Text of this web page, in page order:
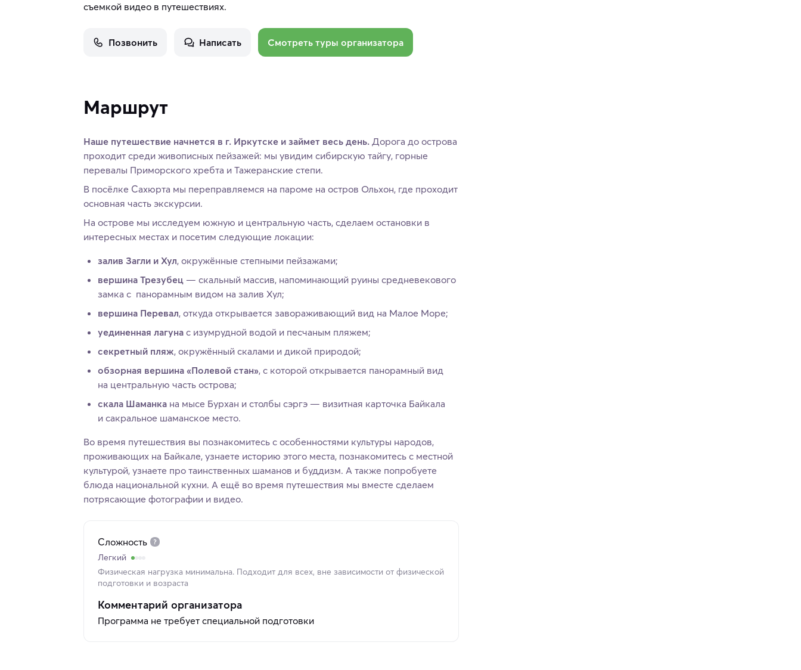
съемкой видео в путешествиях.
Позвонить Написать Смотреть туры организатора
Маршрут
Наше путешествие начнется в г. Иркутске и займет весь день. Дорога до острова
проходит среди живописных пейзажей: мы увидим сибирскую тайгу, горные
перевалы Приморского хребта и Тажеранские степи.
В посёлке Сахюрта мы переправляемся на пароме на остров Ольхон, где проходит
основная часть экскурсии.
На острове мы исследуем южную и центральную часть, сделаем остановки в
интересных местах и посетим следующие локации:
залив Загли и Хул, окружённые степными пейзажами;
вершина Трезубец — скальный массив, напоминающий руины средневекового
замка с панорамным видом на залив Хул;
вершина Перевал, откуда открывается завораживающий вид на Малое Море;
уединенная лагуна с изумрудной водой и песчаным пляжем;
секретный пляж, окружённый скалами и дикой природой;
обзорная вершина «Полевой стан», с которой открывается панорамный вид
на центральную часть острова;
скала Шаманка на мысе Бурхан и столбы сэргэ — визитная карточка Байкала
и сакральное шаманское место.
Во время путешествия вы познакомитесь с особенностями культуры народов,
проживающих на Байкале, узнаете историю этого места, познакомитесь с местной
культурой, узнаете про таинственных шаманов и буддизм. А также попробуете
блюда национальной кухни. А ещё во время путешествия мы вместе сделаем
потрясающие фотографии и видео.
Сложность
Легкий
Физическая нагрузка минимальна. Подходит для всех, вне зависимости от физической
подготовки и возраста
Комментарий организатора
Программа не требует специальной подготовки